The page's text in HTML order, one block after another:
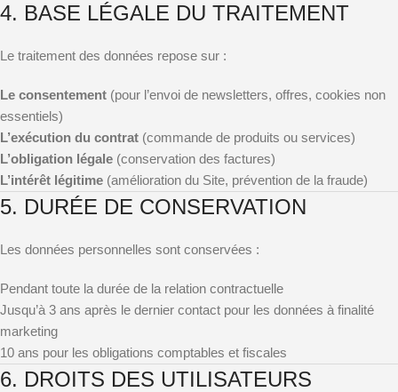
4. BASE LÉGALE DU TRAITEMENT
Le traitement des données repose sur :
Le consentement (pour l’envoi de newsletters, offres, cookies non
essentiels)
L’exécution du contrat (commande de produits ou services)
L’obligation légale (conservation des factures)
L’intérêt légitime (amélioration du Site, prévention de la fraude)
5. DURÉE DE CONSERVATION
Les données personnelles sont conservées :
Pendant toute la durée de la relation contractuelle
Jusqu’à 3 ans après le dernier contact pour les données à finalité
marketing
10 ans pour les obligations comptables et fiscales
6. DROITS DES UTILISATEURS